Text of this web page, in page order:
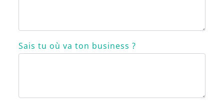
Sais tu où va ton business ?